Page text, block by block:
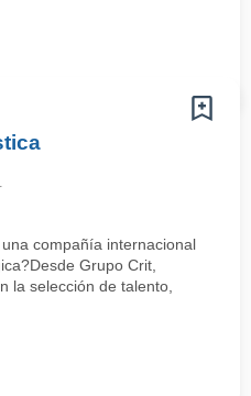
compañía internacional
Grupo Crit,
la selección de talento,